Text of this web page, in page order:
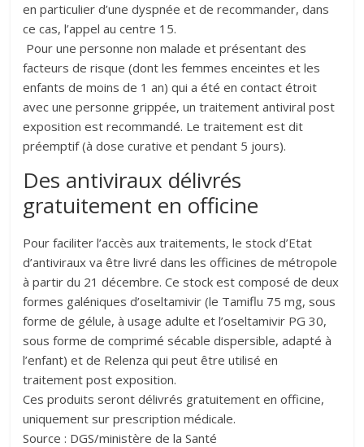
en particulier d’une dyspnée et de recommander, dans
ce cas, l’appel au centre 15.
Pour une personne non malade et présentant des
facteurs de risque (dont les femmes enceintes et les
enfants de moins de 1 an) qui a été en contact étroit
avec une personne grippée, un traitement antiviral post
exposition est recommandé. Le traitement est dit
préemptif (à dose curative et pendant 5 jours).
Des antiviraux délivrés
gratuitement en officine
Pour faciliter l’accès aux traitements, le stock d’Etat
d’antiviraux va être livré dans les officines de métropole
à partir du 21 décembre. Ce stock est composé de deux
formes galéniques d’oseltamivir (le Tamiflu 75 mg, sous
forme de gélule, à usage adulte et l’oseltamivir PG 30,
sous forme de comprimé sécable dispersible, adapté à
l’enfant) et de Relenza qui peut être utilisé en
traitement post exposition.
Ces produits seront délivrés gratuitement en officine,
uniquement sur prescription médicale.
Source : DGS/ministère de la Santé